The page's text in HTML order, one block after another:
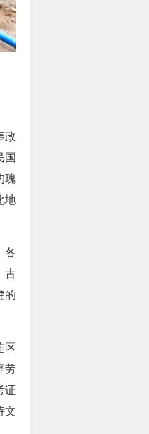
政
国
瑰
地
各
古
的
区
劳
证
文